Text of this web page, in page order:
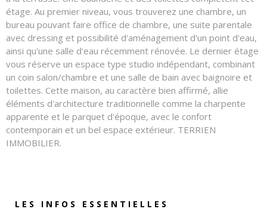
étage. Au premier niveau, vous trouverez une chambre, un
bureau pouvant faire office de chambre, une suite parentale
avec dressing et possibilité d'aménagement d'un point d'eau,
ainsi qu'une salle d'eau récemment rénovée. Le dernier étage
vous réserve un espace type studio indépendant, combinant
un coin salon/chambre et une salle de bain avec baignoire et
toilettes. Cette maison, au caractère bien affirmé, allie
éléments d'architecture traditionnelle comme la charpente
apparente et le parquet d'époque, avec le confort
contemporain et un bel espace extérieur. TERRIEN
IMMOBILIER.
LES INFOS ESSENTIELLES